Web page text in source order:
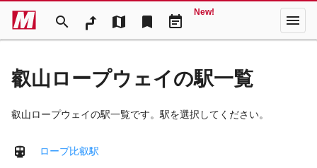
search map bookmark event_note
New! menu
叡山ロープウェイの駅一覧
叡山ロープウェイの駅一覧です。駅を選択してください。
ロープ比叡駅